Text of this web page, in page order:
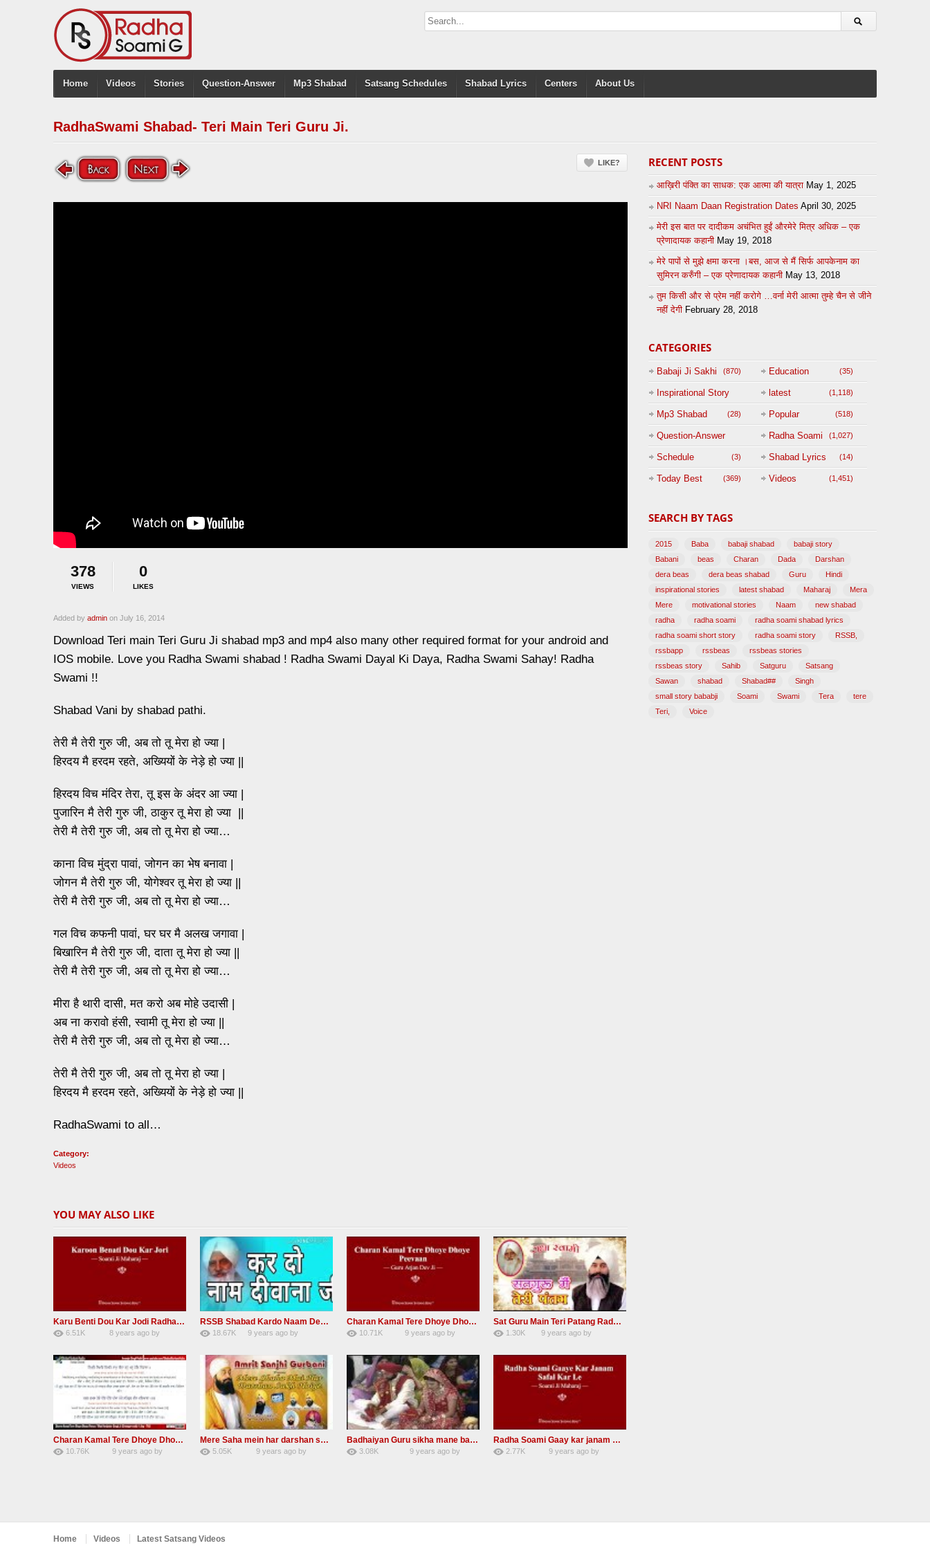
Home Videos Stories Question-Answer Mp3 Shabad Satsang Schedules Shabad Lyrics Centers About Us
RadhaSwami Shabad- Teri Main Teri Guru Ji.
LIKE?
378
VIEWS
0
LIKES
Added by admin on July 16, 2014
Download Teri main Teri Guru Ji shabad mp3 and mp4 also many other required format for your android and
IOS mobile. Love you Radha Swami shabad ! Radha Swami Dayal Ki Daya, Radha Swami Sahay! Radha
Swami !!
Shabad Vani by shabad pathi.
तेरी मै तेरी गुरु जी, अब तो तू मेरा हो ज्या |
हिरदय मै हरदम रहते, अख्यियों के नेड़े हो ज्या ||
हिरदय विच मंदिर तेरा, तू इस के अंदर आ ज्या |
पुजारिन मै तेरी गुरु जी, ठाकुर तू मेरा हो ज्या ||
तेरी मै तेरी गुरु जी, अब तो तू मेरा हो ज्या…
काना विच मुंद्रा पावां, जोगन का भेष बनावा |
जोगन मै तेरी गुरु जी, योगेश्वर तू मेरा हो ज्या ||
तेरी मै तेरी गुरु जी, अब तो तू मेरा हो ज्या…
गल विच कफनी पावां, घर घर मै अलख जगावा |
बिखारिन मै तेरी गुरु जी, दाता तू मेरा हो ज्या ||
तेरी मै तेरी गुरु जी, अब तो तू मेरा हो ज्या…
मीरा है थारी दासी, मत करो अब मोहे उदासी |
अब ना करावो हंसी, स्वामी तू मेरा हो ज्या ||
तेरी मै तेरी गुरु जी, अब तो तू मेरा हो ज्या…
तेरी मै तेरी गुरु जी, अब तो तू मेरा हो ज्या |
हिरदय मै हरदम रहते, अख्यियों के नेड़े हो ज्या ||
RadhaSwami to all…
Category:
Videos
YOU MAY ALSO LIKE
Karu Benti Dou Kar Jodi Radha Soami ji Beautiful Shabad
6.51K
8 years ago by
RSSB Shabad Kardo Naam Deewana
18.67K
9 years ago by
Charan Kamal Tere Dhoye Dhoye Peva Radha Soami Shabad NEW
10.71K
9 years agoby
Sat Guru Main Teri Patang Radha Soami Most Popular Devotional Song
1.30K
9 years ago by
Charan Kamal Tere Dhoye Dhoye pivaa lyrics
10.76K
9 years ago by
Mere Saha mein har darshan sukh hoye radha soami dera beas shabad
5.05K
9 years ago by
Badhaiyan Guru sikha mane badhaiyan Radha Soami Shabad 13 November 2016
3.08K
9 years ago by
Radha Soami Gaay kar janam safal kar le Radha Soami ji NEW RSSB SHABAD
2.77K
9 years ago by
RECENT POSTS
आख़िरी पंक्ति का साधक: एक आत्मा की यात्रा May 1, 2025
NRI Naam Daan Registration Dates April 30, 2025
मेरी इस बात पर दादीकम अचंभित हुईं औरमेरे मित्र अधिक – एक
प्रेणादायक कहानी May 19, 2018
मेरे पापों से मुझे क्षमा करना ।बस, आज से मैं सिर्फ आपकेनाम का
सुमिरन करुँगी – एक प्रेणादायक कहानी May 13, 2018
तुम किसी और से प्रेम नहीं करोगे …वर्ना मेरी आत्मा तुम्हे चैन से जीने
नहीं देगी February 28, 2018
CATEGORIES
Babaji Ji Sakhi (870) Education (35)
Inspirational Story
(125)
latest (1,118)
Mp3 Shabad (28) Popular (518)
Question-Answer
Session with
BABAJI
Radha Soami (1,027)
Schedule (3) Shabad Lyrics (14)
Today Best (369) Videos (1,451)
SEARCH BY TAGS
2015 Baba babaji shabad
babaji story
Babani
beas Charan Dada
Darshan
dera beas
dera beas shabad Guru
Hindi
inspirational stories
latest shabad Maharaj
Mera
Mere
motivational stories Naam
new shabad
radha
radha soami
radha soami shabad lyrics
radha soami short story
radha soami story
RSSB,
rssbapp
rssbeas
rssbeas stories
rssbeas story
Sahib Satguru
Satsang
Sawan
shabad Shabad##
Singh
small story bababji
Soami Swami Tera
tere
Teri,
Voice
Home Videos Latest Satsang Videos